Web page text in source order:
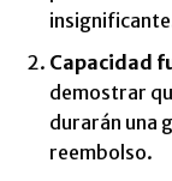
Capacidad
demostrar
durarán una
reembolso.